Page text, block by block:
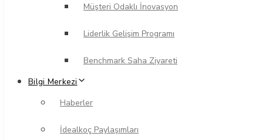
Müşteri Odaklı İnovasyon
Liderlik Gelişim Programı
Benchmark Saha Ziyareti
Bilgi Merkezi
Haberler
İdealkoç Paylaşımları